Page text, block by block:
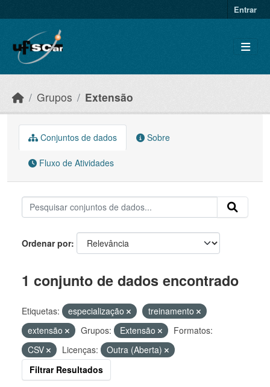
Entrar
Grupos Extensão
Conjuntos de dados Sobre
Fluxo de Atividades
Ordenar por
1 conjunto de dados encontrado
Etiquetas: especialização
treinamento
extensão
Grupos: Extensão
Formatos:
CSV
Licenças:
Outra (Aberta)
Filtrar Resultados